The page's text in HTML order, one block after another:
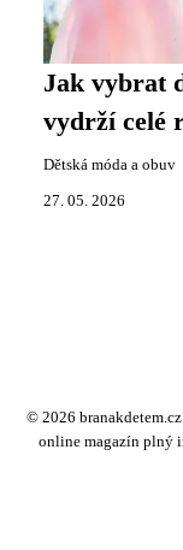
Jak vybrat
vydrží celé
Dětská móda a obuv
27. 05. 2026
© 2026
online magazín plný